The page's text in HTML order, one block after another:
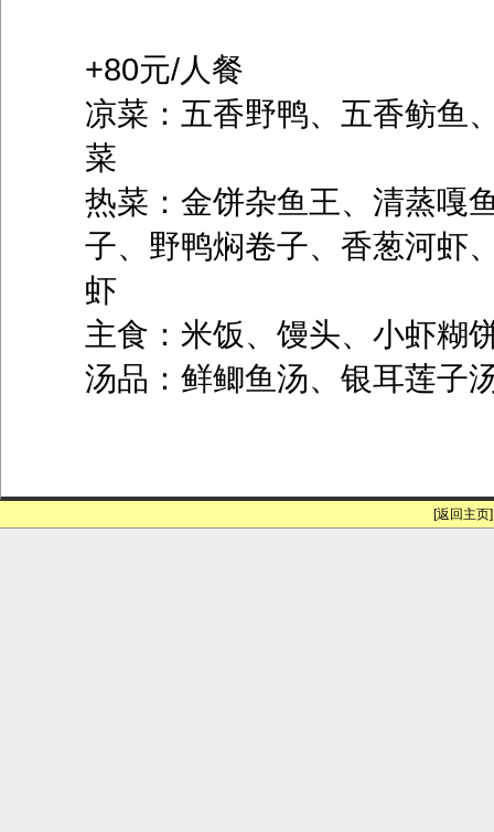
+80元/人餐
凉菜：五香野鸭、五香鲂鱼
菜
热菜：金饼杂鱼王、清蒸嘎
子、野鸭焖卷子、香葱河虾
虾
主食：米饭、馒头、小虾糊
汤品：鲜鲫鱼汤、银耳莲子
[返回主页]